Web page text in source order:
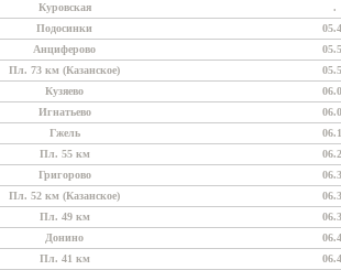
Куровская .
Подосинки
Анциферово
Пл. 73 км (Казанское)
Кузяево
Игнатьево
Гжель
Пл. 55 км
Григорово
Пл. 52 км (Казанское)
Пл. 49 км
Донино
Пл. 41 км